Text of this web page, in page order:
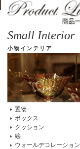
Small Interior
小物インテリア
置物
ボックス
クッション
絵
ウォールデコレーション